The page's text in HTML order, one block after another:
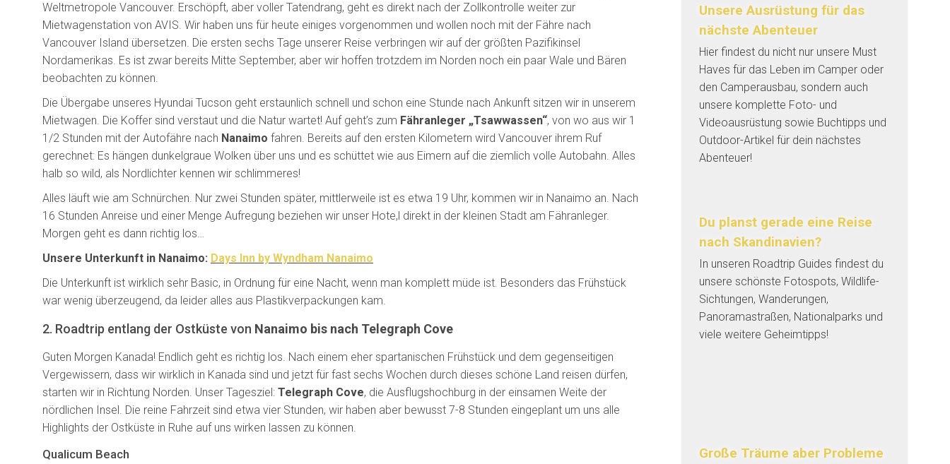
Weltmetropole Vancouver. Erschöpft, aber voller Tatendrang, geht es direkt nach der Zollkontrolle weiter zur
Mietwagenstation von AVIS. Wir haben uns für heute einiges vorgenommen und wollen noch mit der Fähre nach
Vancouver Island übersetzen. Die ersten sechs Tage unserer Reise verbringen wir auf der größten Pazifikinsel
Nordamerikas. Es ist zwar bereits Mitte September, aber wir hoffen trotzdem im Norden noch ein paar Wale und Bären
beobachten zu können.
Die Übergabe unseres Hyundai Tucson geht erstaunlich schnell und schon eine Stunde nach Ankunft sitzen wir in unserem
Mietwagen. Die Koffer sind verstaut und die Natur wartet! Auf geht’s zum Fähranleger „Tsawwassen“, von wo aus wir 1
1/2 Stunden mit der Autofähre nach Nanaimo fahren. Bereits auf den ersten Kilometern wird Vancouver ihrem Ruf
gerechnet: Es hängen dunkelgraue Wolken über uns und es schüttet wie aus Eimern auf die ziemlich volle Autobahn. Alles
halb so wild, als Nordlichter kennen wir schlimmeres!
Alles läuft wie am Schnürchen. Nur zwei Stunden später, mittlerweile ist es etwa 19 Uhr, kommen wir in Nanaimo an. Nach
16 Stunden Anreise und einer Menge Aufregung beziehen wir unser Hote,l direkt in der kleinen Stadt am Fähranleger.
Morgen geht es dann richtig los…
Unsere Unterkunft in Nanaimo: Days Inn by Wyndham Nanaimo
Die Unterkunft ist wirklich sehr Basic, in Ordnung für eine Nacht, wenn man komplett müde ist. Besonders das Frühstück
war wenig überzeugend, da leider alles aus Plastikverpackungen kam.
2. Roadtrip entlang der Ostküste von Nanaimo bis nach Telegraph Cove
Guten Morgen Kanada! Endlich geht es richtig los. Nach einem eher spartanischen Frühstück und dem gegenseitigen
Vergewissern, dass wir wirklich in Kanada sind und jetzt für fast sechs Wochen durch dieses schöne Land reisen dürfen,
starten wir in Richtung Norden. Unser Tagesziel: Telegraph Cove, die Ausflugshochburg in der einsamen Weite der
nördlichen Insel. Die reine Fahrzeit sind etwa vier Stunden, wir haben aber bewusst 7-8 Stunden eingeplant um uns alle
Highlights der Ostküste in Ruhe auf uns wirken lassen zu können.
Qualicum Beach
Unsere Ausrüstung für das
nächste Abenteuer
Hier findest du nicht nur unsere Must
Haves für das Leben im Camper oder
den Camperausbau, sondern auch
unsere komplette Foto- und
Videoausrüstung sowie Buchtipps und
Outdoor-Artikel für dein nächstes
Abenteuer!
Du planst gerade eine Reise
nach Skandinavien?
In unseren Roadtrip Guides findest du
unsere schönste Fotospots, Wildlife-
Sichtungen, Wanderungen,
Panoramastraßen, Nationalparks und
viele weitere Geheimtipps!
Große Träume aber Probleme